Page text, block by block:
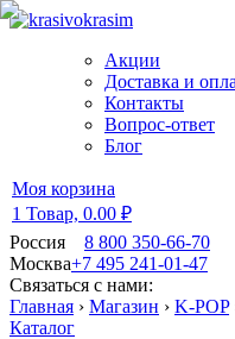
Акции
Доставка и
Контакты
Вопрос-ответ
Блог
Моя корзина
1 Товар, 0.00 ₽
Россия
8 800 350-66-70
Москва+7 495 241-01-47
Связаться с нами:
Главная › Магазин › K-POP
Каталог